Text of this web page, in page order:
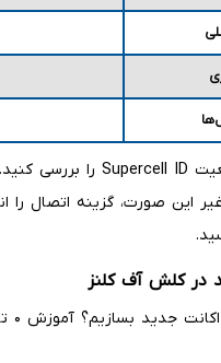
این صورت، گزینه اتصال را
در کلش آف کلنز